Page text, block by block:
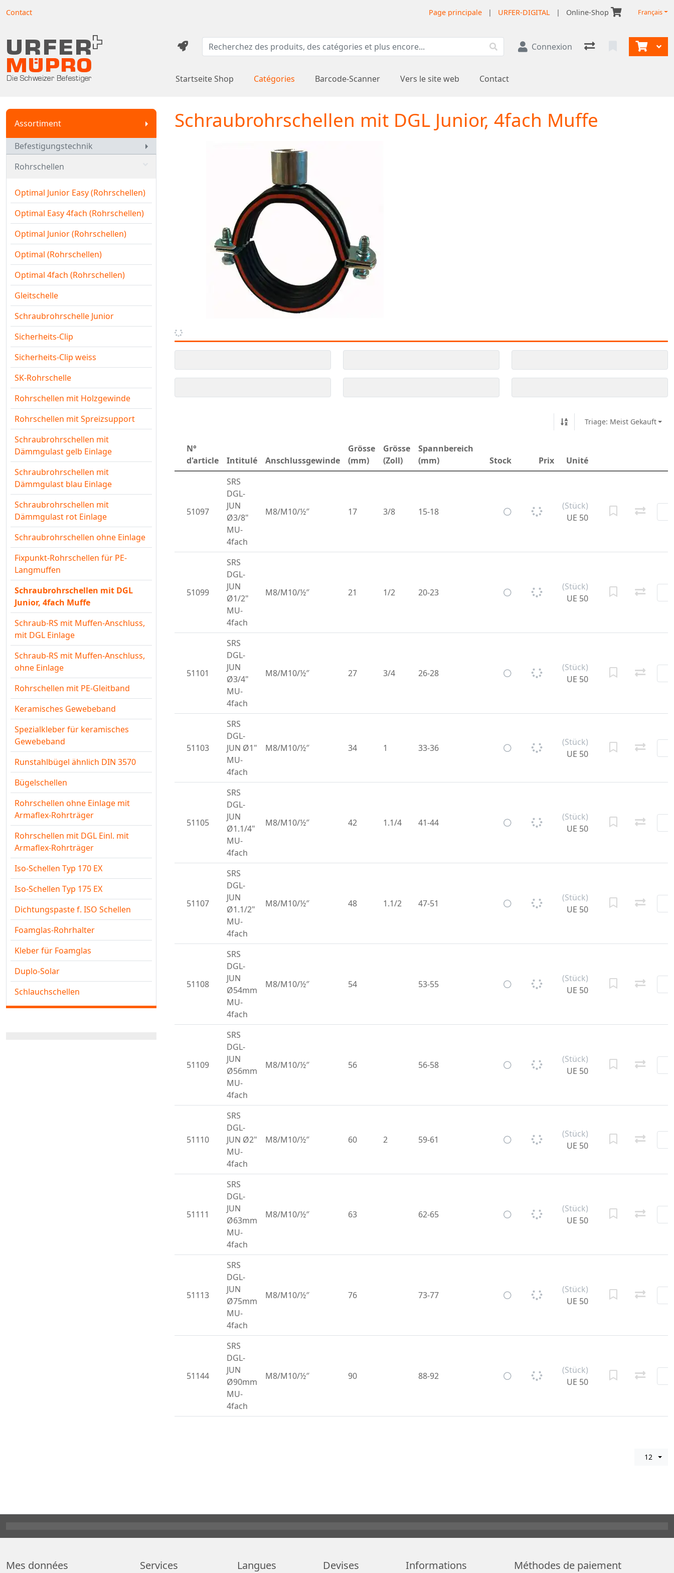
Contact Page principale | URFER-DIGITAL | Online-Shop Français
Connexion
Startseite Shop Catégories Barcode-Scanner Vers le site web Contact
Assortiment
Befestigungstechnik
Rohrschellen
Optimal Junior Easy (Rohrschellen)
Optimal Easy 4fach (Rohrschellen)
Optimal Junior (Rohrschellen)
Optimal (Rohrschellen)
Optimal 4fach (Rohrschellen)
Gleitschelle
Schraubrohrschelle Junior
Sicherheits-Clip
Sicherheits-Clip weiss
SK-Rohrschelle
Rohrschellen mit Holzgewinde
Rohrschellen mit Spreizsupport
Schraubrohrschellen mit
Dämmgulast gelb Einlage
Schraubrohrschellen mit
Dämmgulast blau Einlage
Schraubrohrschellen mit
Dämmgulast rot Einlage
Schraubrohrschellen ohne Einlage
Fixpunkt-Rohrschellen für PE-
Langmuffen
Schraubrohrschellen mit DGL
Junior, 4fach Muffe
Schraub-RS mit Muffen-Anschluss,
mit DGL Einlage
Schraub-RS mit Muffen-Anschluss,
ohne Einlage
Rohrschellen mit PE-Gleitband
Keramisches Gewebeband
Spezialkleber für keramisches
Gewebeband
Runstahlbügel ähnlich DIN 3570
Bügelschellen
Rohrschellen ohne Einlage mit
Armaflex-Rohrträger
Rohrschellen mit DGL Einl. mit
Armaflex-Rohrträger
Iso-Schellen Typ 170 EX
Iso-Schellen Typ 175 EX
Dichtungspaste f. ISO Schellen
Foamglas-Rohrhalter
Kleber für Foamglas
Duplo-Solar
Schlauchschellen
Schraubrohrschellen mit DGL Junior, 4fach Muffe
Triage: Meist Gekauft
N°
d'article
Intitulé Anschlussgewinde
Grösse
(mm)
Grösse
(Zoll)
Spannbereich
(mm)
Stock Prix Unité
51097
SRS
DGL-
JUN
Ø3/8"
MU-
4fach
M8/M10/½″ 17 3/8 15-18
(Stück)
UE 50
51099
SRS
DGL-
JUN
Ø1/2"
MU-
4fach
M8/M10/½″ 21 1/2 20-23
(Stück)
UE 50
51101
SRS
DGL-
JUN
Ø3/4"
MU-
4fach
M8/M10/½″ 27 3/4 26-28
(Stück)
UE 50
51103
SRS
DGL-
JUN Ø1"
MU-
4fach
M8/M10/½″ 34 1 33-36
(Stück)
UE 50
51105
SRS
DGL-
JUN
Ø1.1/4"
MU-
4fach
M8/M10/½″ 42 1.1/4 41-44
(Stück)
UE 50
51107
SRS
DGL-
JUN
Ø1.1/2"
MU-
4fach
M8/M10/½″ 48 1.1/2 47-51
(Stück)
UE 50
51108
SRS
DGL-
JUN
Ø54mm
MU-
4fach
M8/M10/½″ 54 53-55
(Stück)
UE 50
51109
SRS
DGL-
JUN
Ø56mm
MU-
4fach
M8/M10/½″ 56 56-58
(Stück)
UE 50
51110
SRS
DGL-
JUN Ø2"
MU-
4fach
M8/M10/½″ 60 2 59-61
(Stück)
UE 50
51111
SRS
DGL-
JUN
Ø63mm
MU-
4fach
M8/M10/½″ 63 62-65
(Stück)
UE 50
51113
SRS
DGL-
JUN
Ø75mm
MU-
4fach
M8/M10/½″ 76 73-77
(Stück)
UE 50
51144
SRS
DGL-
JUN
Ø90mm
MU-
4fach
M8/M10/½″ 90 88-92
(Stück)
UE 50
12
Mes données Services Langues Devises Informations Méthodes de paiement